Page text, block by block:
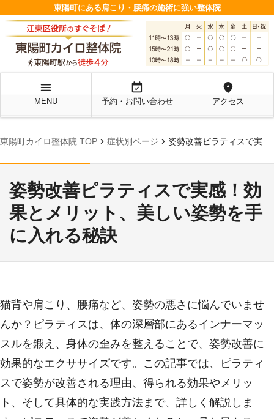
東陽町にある肩こり・腰痛の施術に強い整体院
menu
MENU
event_available
予約・お問い合わせ
location_on
アクセス
東陽町カイロ整体院 TOP chevron_right 症状別ページ chevron_right 姿勢改善ピラティスで実感！効果とメリット、美しい姿勢を手に入れる秘訣
姿勢改善ピラティスで実感！効
果とメリット、美しい姿勢を手
に入れる秘訣
猫背や肩こり、腰痛など、姿勢の悪さに悩んでいませ
んか？ピラティスは、体の深層部にあるインナーマッ
スルを鍛え、身体の歪みを整えることで、姿勢改善に
効果的なエクササイズです。この記事では、ピラティ
スで姿勢が改善される理由、得られる効果やメリッ
ト、そして具体的な実践方法まで、詳しく解説しま